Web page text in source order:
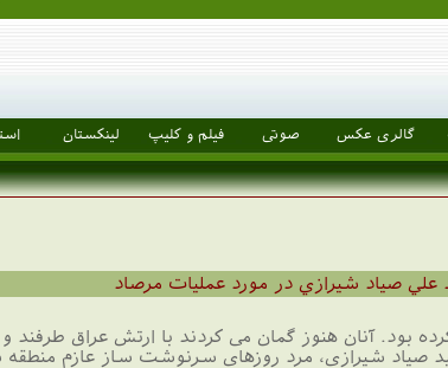
گالری عکس صوتی فیلم و کلیپ لینکستان
صياد شيرازي در مورد عمليات مرصاد
بود. آنان هنوز گمان می کردند با ارتش عراق طرفند و
صیاد شیرازی، مرد روزهای سرنوشت ساز عازم